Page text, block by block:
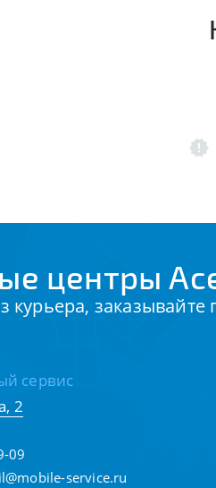
центры
курьера,
сервис
2
09
service.ru